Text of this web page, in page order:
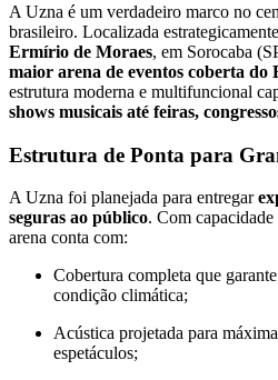
A Uzna é um verdadeiro marco no
brasileiro. Localizada
Ermírio de Moraes, em Sorocaba
maior arena de eventos coberta do
estrutura moderna e multifuncional
shows musicais até feiras,
Estrutura de Ponta para
A Uzna foi planejada para entregar
seguras ao público. Com capacidade
arena conta com:
Cobertura completa que
condição climática;
Acústica projetada para
espetáculos;